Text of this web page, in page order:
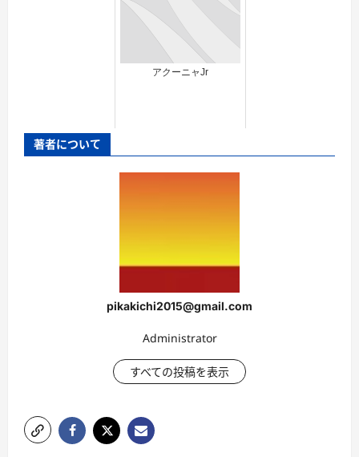
アクーニャJr
著者について
pikakichi2015@gmail.com
Administrator
すべての投稿を表示